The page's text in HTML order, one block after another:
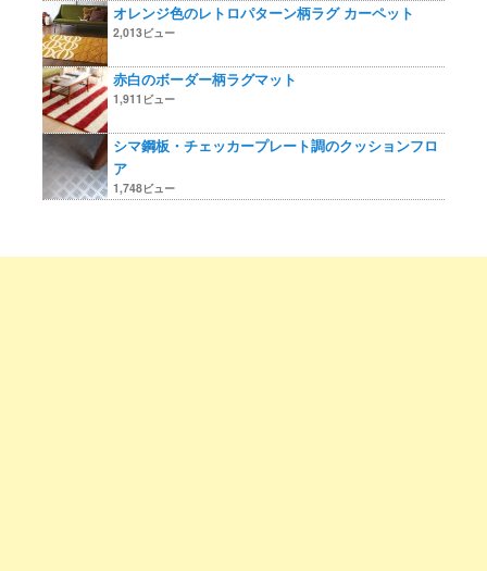
オレンジ色のレトロパターン柄ラグ カーペット
2,013ビュー
赤白のボーダー柄ラグマット
1,911ビュー
シマ鋼板・チェッカープレート調のクッションフロ
ア
1,748ビュー